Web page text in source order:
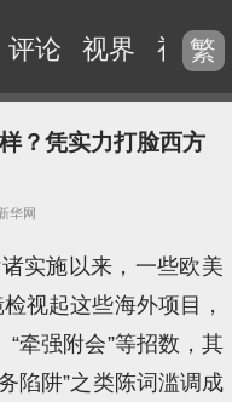
评论 视界 视频
繁
？凭实力打脸西方
华网
实施以来，一些欧美
视起这些海外项目，
“牵强附会”等招数，其
陷阱”之类陈词滥调成